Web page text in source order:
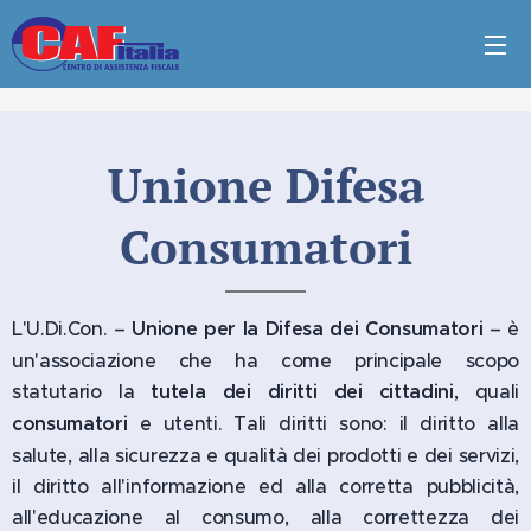
Unione Difesa
Consumatori
L'U.Di.Con. – Unione per la Difesa dei Consumatori – è
un'associazione che ha come principale scopo
statutario la tutela dei diritti dei cittadini, quali
consumatori e utenti. Tali diritti sono: il diritto alla
salute, alla sicurezza e qualità dei prodotti e dei servizi,
il diritto all'informazione ed alla corretta pubblicità,
all'educazione al consumo, alla correttezza dei